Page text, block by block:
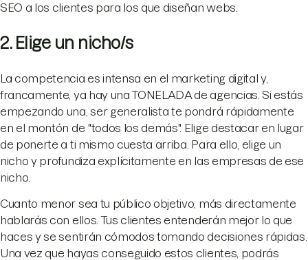
SEO a los clientes para los que diseñan webs.
2. Elige un nicho/s
La competencia es intensa en el marketing digital y,
francamente, ya hay una TONELADA de agencias. Si estás
empezando una, ser generalista te pondrá rápidamente
en el montón de "todos los demás". Elige destacar en lugar
de ponerte a ti mismo cuesta arriba. Para ello, elige un
nicho y profundiza explícitamente en las empresas de ese
nicho.
Cuanto menor sea tu público objetivo, más directamente
hablarás con ellos. Tus clientes entenderán mejor lo que
haces y se sentirán cómodos tomando decisiones rápidas.
Una vez que hayas conseguido estos clientes, podrás